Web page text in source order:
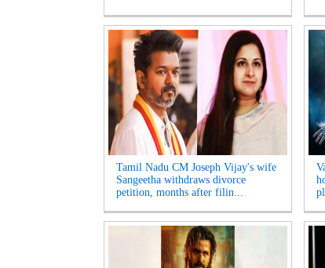
Tamil Nadu CM Joseph Vijay's wife
Sangeetha withdraws divorce
petition, months after filin...